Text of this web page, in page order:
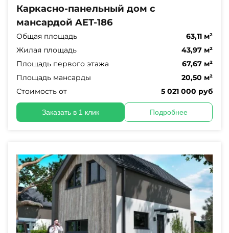
Каркасно-панельный дом с
мансардой AET-186
Общая площадь
63,11 м²
Жилая площадь
43,97 м²
Площадь первого этажа
67,67 м²
Площадь мансарды
20,50 м²
Стоимость от
5 021 000 руб
Заказать в 1 клик Подробнее